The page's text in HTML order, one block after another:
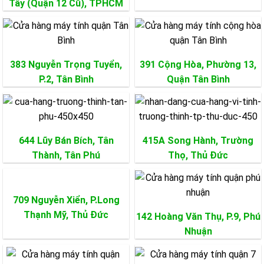
cho khách hàng những sản phẩm tốt nhất với mức giá cạnh
tranh.
Tây (Quận 12 Cũ), TPHCM
383 Nguyễn Trọng Tuyển,
P.2, Tân Bình
391 Cộng Hòa, Phường 13,
Quận Tân Bình
644 Lũy Bán Bích, Tân
Thành, Tân Phú
415A Song Hành, Trường
Thọ, Thủ Đức
709 Nguyễn Xiển, P.Long
Thạnh Mỹ, Thủ Đức 142 Hoàng Văn Thụ, P.9, Phú
Nhuận